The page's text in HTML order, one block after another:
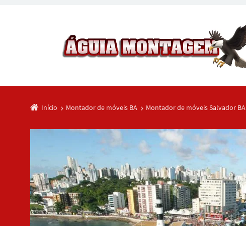
Início Montador de móveis BA Montador de móveis Salvador BA